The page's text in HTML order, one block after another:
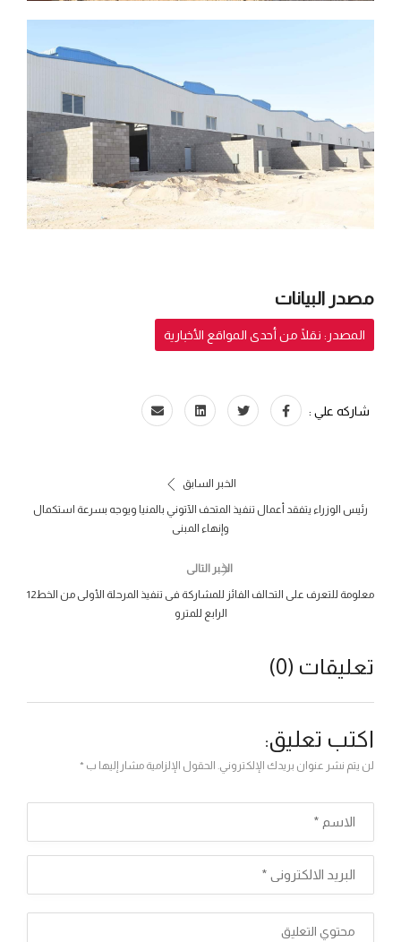
مصدر البيانات
المصدر: نقلًا من أحدى المواقع الأخبارية
شاركه علي :
الخبر السابق
رئيس الوزراء يتفقد أعمال تنفيذ المتحف الآتوني بالمنيا ويوجه بسرعة استكمال
وإنهاء المبنى
الخبر التالى
12معلومة للتعرف على التحالف الفائز للمشاركة فى تنفيذ المرحلة الأولى من الخط
الرابع للمترو
تعليقات (0)
اكتب تعليق:
لن يتم نشر عنوان بريدك الإلكتروني. الحقول الإلزامية مشار إليها ب *